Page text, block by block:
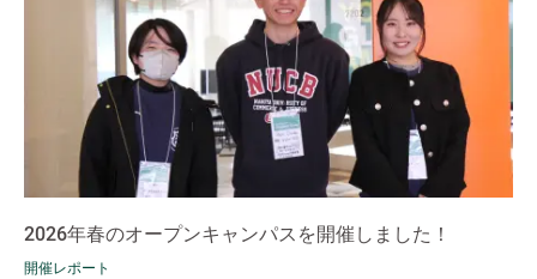
2026年春のオープンキャンパスを開催しました！
開催レポート